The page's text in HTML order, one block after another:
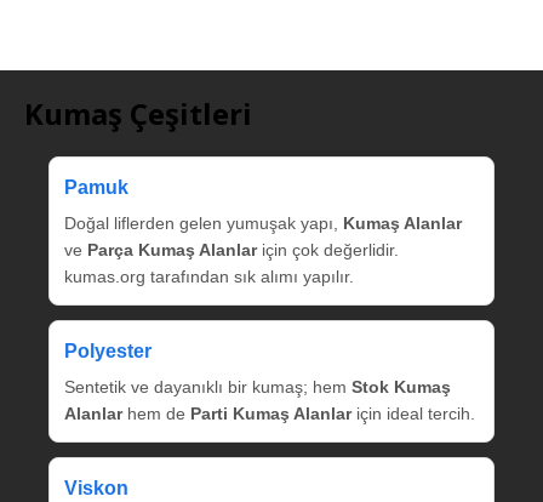
Kumaş Çeşitleri
Pamuk
Doğal liflerden gelen yumuşak yapı, Kumaş Alanlar
ve Parça Kumaş Alanlariçin çok değerlidir.
kumas.org tarafından sık alımı yapılır.
Polyester
Sentetik ve dayanıklı bir kumaş; hem Stok Kumaş
Alanlarhem de Parti Kumaş Alanlariçin ideal tercih.
Viskon